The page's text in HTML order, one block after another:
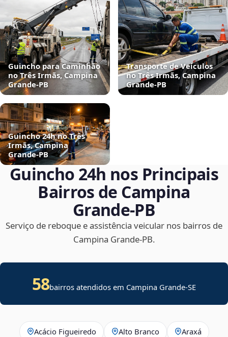
Guincho para Caminhão
no Três Irmãs, Campina
Grande‑PB
Transporte de Veículos
no Três Irmãs, Campina
Grande‑PB
Guincho 24h no Três
Irmãs, Campina
Grande‑PB
Guincho 24h nos Principais
Bairros de Campina
Grande‑PB
Serviço de reboque e assistência veicular nos bairros de
Campina Grande‑PB.
58bairros atendidos em Campina Grande-SE
Acácio Figueiredo Alto Branco Araxá